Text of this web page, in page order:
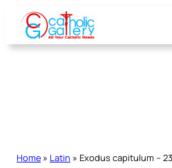
Skip
content
Home » Latin » Exodus capitulum –